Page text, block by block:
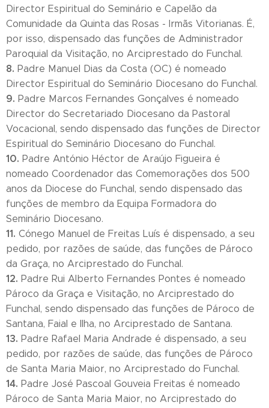
Director Espiritual do Seminário e Capelão da
Comunidade da Quinta das Rosas - Irmãs Vitorianas. É,
por isso, dispensado das funções de Administrador
Paroquial da Visitação, no Arciprestado do Funchal.
8. Padre Manuel Dias da Costa (OC) é nomeado
Director Espiritual do Seminário Diocesano do Funchal.
9. Padre Marcos Fernandes Gonçalves é nomeado
Director do Secretariado Diocesano da Pastoral
Vocacional, sendo dispensado das funções de Director
Espiritual do Seminário Diocesano do Funchal.
10. Padre António Héctor de Araújo Figueira é
nomeado Coordenador das Comemorações dos 500
anos da Diocese do Funchal, sendo dispensado das
funções de membro da Equipa Formadora do
Seminário Diocesano.
11. Cónego Manuel de Freitas Luís é dispensado, a seu
pedido, por razões de saúde, das funções de Pároco
da Graça, no Arciprestado do Funchal.
12. Padre Rui Alberto Fernandes Pontes é nomeado
Pároco da Graça e Visitação, no Arciprestado do
Funchal, sendo dispensado das funções de Pároco de
Santana, Faial e Ilha, no Arciprestado de Santana.
13. Padre Rafael Maria Andrade é dispensado, a seu
pedido, por razões de saúde, das funções de Pároco
de Santa Maria Maior, no Arciprestado do Funchal.
14. Padre José Pascoal Gouveia Freitas é nomeado
Pároco de Santa Maria Maior, no Arciprestado do